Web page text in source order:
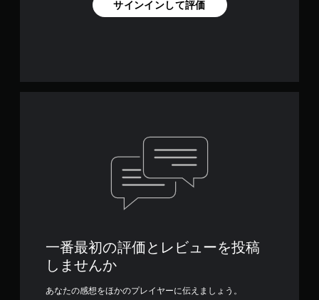
サインインして評価
一番最初の評価とレビューを投稿
しませんか
あなたの感想をほかのプレイヤーに伝えましょう。
ま